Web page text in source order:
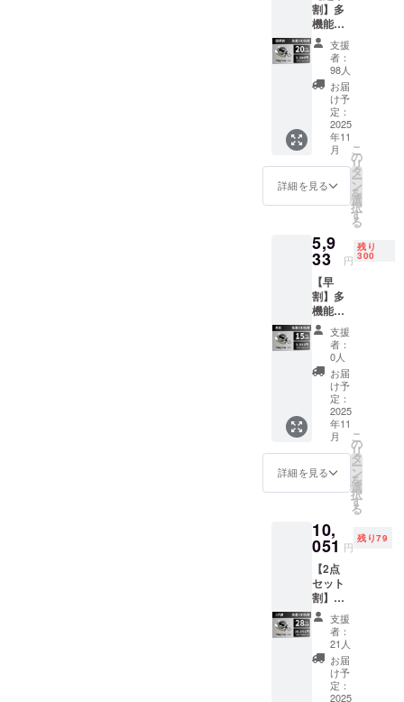
し、これま
でにない新
しい価値を
す。お客様
の日常を豊
かにするこ
とが私たち
の目標であ
り、これか
らも未来に
らに良い商
品をお届け
し続けま
割】多
機能ス
タンド
「MagP
osi」×1
セット
【リ
ターン
内容】
・多機
能スタ
ンド
「MagP
osi」本
体×１
ルリン
グ×1 ・
メタル
ステッ
カー×1
・カラ
ビナ×1
※カラー
は、ホ
ワイ
ト・グ
レー・
ブラッ
クの3色
からお
選びい
ただけ
※ 送料
は全国
一律無
料 ※ 割
引率は
一般販
売予定
価格に
送料を
含む合
計金額
に対す
支援
者：
98人
お届
け予
定：
2025
年11
月
詳細を見る
こ
の
リ
タ
ー
ン
を
選
択
す
る
5,9
33 円
残り
300
【早
割】多
機能ス
タンド
「MagP
osi」×1
セット
【リ
ターン
内容】
・多機
能スタ
ンド
「MagP
osi」本
体×１
ルリン
グ×1 ・
メタル
ステッ
カー×1
・カラ
ビナ×1
※カラー
は、ホ
ワイ
ト・グ
レー・
支援
者：
0人
お届
け予
定：
2025
年11
月
詳細を見る
こ
の
リ
タ
ー
ン
を
選
択
す
る
10,
051 円
残り79
【2点
セット
割】多
機能ス
タンド
「MagP
osi」×2
セット
【リ
ターン
支援
者：
21人
お届
け予
定：
2025